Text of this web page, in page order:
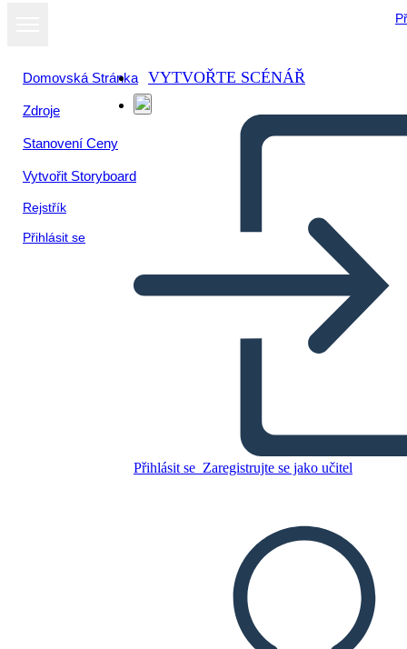
Domovská Stránka
Zdroje
Stanovení Ceny
Vytvořit Storyboard
Rejstřík
Přihlásit se
VYTVOŘTE SCÉNÁŘ
Přihlásit se Zaregistrujte se jako učitel
Venni Skeem 3 Ringid
Zkopírujte tento scénář
VYTVOŘIT STORYBOARD
PŘEČTI MI